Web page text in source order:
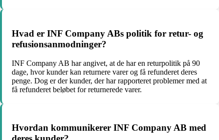
Hvad er INF Company ABs politik for retur- og
refusionsanmodninger?
INF Company AB har angivet, at de har en returpolitik på 90
dage, hvor kunder kan returnere varer og få refunderet deres
penge. Dog er der kunder, der har rapporteret problemer med at
få refunderet beløbet for returnerede varer.
Hvordan kommunikerer INF Company AB med